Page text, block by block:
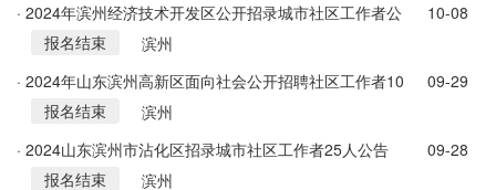
· 2024年滨州经济技术开发区公开招录城市社区工作者公
告（120人）
10-08
报名结束
滨州
· 2024年山东滨州高新区面向社会公开招聘社区工作者10
人公告
09-29
报名结束
滨州
· 2024山东滨州市沾化区招录城市社区工作者25人公告
09-28
报名结束
滨州